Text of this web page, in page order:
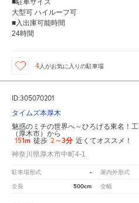
■駐車サイズ
大型可 ハイルーフ可
■入出庫可能時間
24時間
4人がお気に入りの駐車場
ID:305070201
タイムズ本厚木
魅惑のミチの世界へ～ひろげる東名！
（厚木市）から
151m 徒歩 2～3分 近くてオススメ！
神奈川県厚木市中町4-1
駐車場形式 - 屋内外形式
全長 500cm 全幅